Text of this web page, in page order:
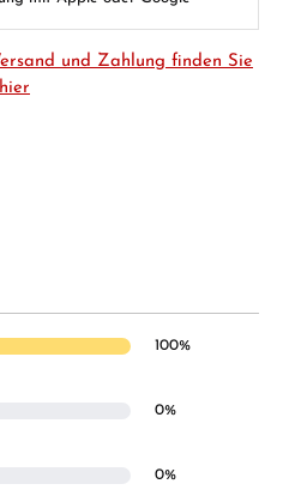
und Zahlung finden Sie
hier
5 von 5 Sternen
100%
0%
0%